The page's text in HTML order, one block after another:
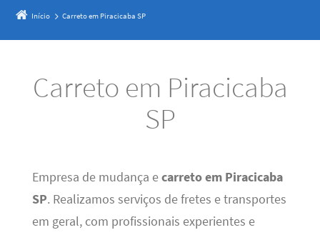
Início Carreto em Piracicaba SP
Carreto em Piracicaba
SP
Empresa de mudança ecarreto em Piracicaba
SP. Realizamos serviços de fretes e transportes
em geral, com profissionais experientes e